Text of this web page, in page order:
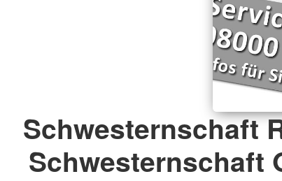
Schwesternschaft
Schwesternschaft